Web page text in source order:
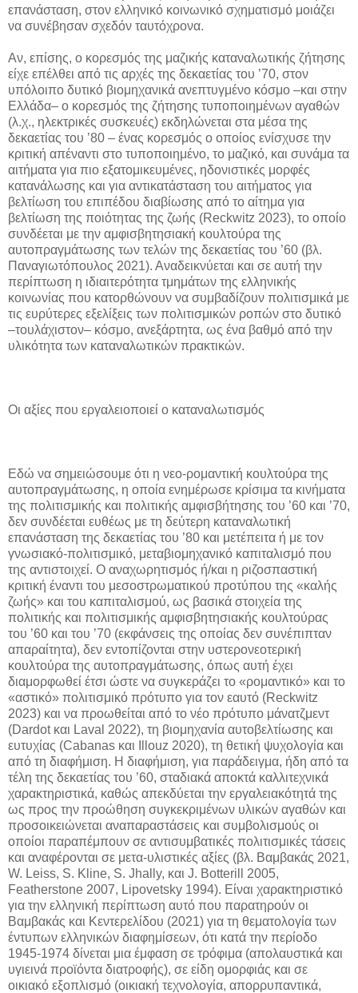
επανάσταση, στον ελληνικό κοινωνικό σχηματισμό μοιάζει
να συνέβησαν σχεδόν ταυτόχρονα.
Αν, επίσης, ο κορεσμός της μαζικής καταναλωτικής ζήτησης
είχε επέλθει από τις αρχές της δεκαετίας του ’70, στον
υπόλοιπο δυτικό βιομηχανικά ανεπτυγμένο κόσμο –και στην
Ελλάδα– ο κορεσμός της ζήτησης τυποποιημένων αγαθών
(λ.χ., ηλεκτρικές συσκευές) εκδηλώνεται στα μέσα της
δεκαετίας του ’80 – ένας κορεσμός ο οποίος ενίσχυσε την
κριτική απέναντι στο τυποποιημένο, το μαζικό, και συνάμα τα
αιτήματα για πιο εξατομικευμένες, ηδονιστικές μορφές
κατανάλωσης και για αντικατάσταση του αιτήματος για
βελτίωση του επιπέδου διαβίωσης από το αίτημα για
βελτίωση της ποιότητας της ζωής (Reckwitz 2023), το οποίο
συνδέεται με την αμφισβητησιακή κουλτούρα της
αυτοπραγμάτωσης των τελών της δεκαετίας του ’60 (βλ.
Παναγιωτόπουλος 2021). Αναδεικνύεται και σε αυτή την
περίπτωση η ιδιαιτερότητα τμημάτων της ελληνικής
κοινωνίας που κατορθώνουν να συμβαδίζουν πολιτισμικά με
τις ευρύτερες εξελίξεις των πολιτισμικών ροπών στο δυτικό
–τουλάχιστον– κόσμο, ανεξάρτητα, ως ένα βαθμό από την
υλικότητα των καταναλωτικών πρακτικών.
Οι αξίες που εργαλειοποιεί ο καταναλωτισμός
Εδώ να σημειώσουμε ότι η νεο-ρομαντική κουλτούρα της
αυτοπραγμάτωσης, η οποία ενημέρωσε κρίσιμα τα κινήματα
της πολιτισμικής και πολιτικής αμφισβήτησης του ’60 και ’70,
δεν συνδέεται ευθέως με τη δεύτερη καταναλωτική
επανάσταση της δεκαετίας του ’80 και μετέπειτα ή με τον
γνωσιακό-πολιτισμικό, μεταβιομηχανικό καπιταλισμό που
της αντιστοιχεί. Ο αναχωρητισμός ή/και η ριζοσπαστική
κριτική έναντι του μεσοστρωματικού προτύπου της «καλής
ζωής» και του καπιταλισμού, ως βασικά στοιχεία της
πολιτικής και πολιτισμικής αμφισβητησιακής κουλτούρας
του ’60 και του ’70 (εκφάνσεις της οποίας δεν συνέπιπταν
απαραίτητα), δεν εντοπίζονται στην υστερονεοτερική
κουλτούρα της αυτοπραγμάτωσης, όπως αυτή έχει
διαμορφωθεί έτσι ώστε να συγκεράζει το «ρομαντικό» και το
«αστικό» πολιτισμικό πρότυπο για τον εαυτό (Reckwitz
2023) και να προωθείται από το νέο πρότυπο μάνατζμεντ
(Dardot και Laval 2022), τη βιομηχανία αυτοβελτίωσης και
ευτυχίας (Cabanas και Illouz 2020), τη θετική ψυχολογία και
από τη διαφήμιση. Η διαφήμιση, για παράδειγμα, ήδη από τα
τέλη της δεκαετίας του ’60, σταδιακά αποκτά καλλιτεχνικά
χαρακτηριστικά, καθώς απεκδύεται την εργαλειακότητά της
ως προς την προώθηση συγκεκριμένων υλικών αγαθών και
προσοικειώνεται αναπαραστάσεις και συμβολισμούς οι
οποίοι παραπέμπουν σε αντισυμβατικές πολιτισμικές τάσεις
και αναφέρονται σε μετα-υλιστικές αξίες (βλ. Βαμβακάς 2021,
W. Leiss, S. Kline, S. Jhally, και J. Botterill 2005,
Featherstone 2007, Lipovetsky 1994). Είναι χαρακτηριστικό
για την ελληνική περίπτωση αυτό που παρατηρούν οι
Βαμβακάς και Κεντερελίδου (2021) για τη θεματολογία των
έντυπων ελληνικών διαφημίσεων, ότι κατά την περίοδο
1945-1974 δίνεται μια έμφαση σε τρόφιμα (απολαυστικά και
υγιεινά προϊόντα διατροφής), σε είδη ομορφιάς και σε
οικιακό εξοπλισμό (οικιακή τεχνολογία, απορρυπαντικά,